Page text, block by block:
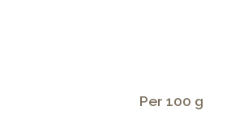
Per 100 g